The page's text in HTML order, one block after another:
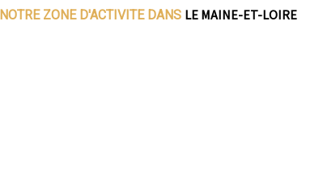
NOTRE ZONE D'ACTIVITE DANS LE MAINE-ET-LOIRE